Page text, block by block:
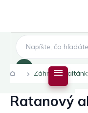
DomovZáhradné
Ratanový